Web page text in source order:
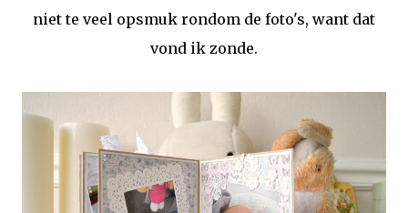
niet te veel opsmuk rondom de foto's, want dat
vond ik zonde.